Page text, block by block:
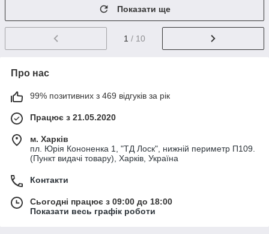
Показати ще
1 / 10
Про нас
99% позитивних з 469 відгуків за рік
Працює з 21.05.2020
м. Харків
пл. Юрія Кононенка 1, "ТД Лоск", нижній периметр П109.
(Пункт видачі товару), Харків, Україна
Контакти
Сьогодні працює з 09:00 до 18:00
Показати весь графік роботи